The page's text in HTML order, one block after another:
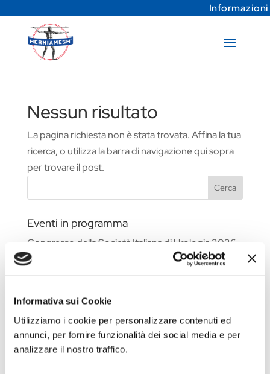
Informativa sui Cookie
Utilizziamo i cookie per personalizzare contenuti ed
annunci, per fornire funzionalità dei social media e per
analizzare il nostro traffico.
Informazioni
Nessun risultato
La pagina richiesta non è stata trovata. Affina la tua
ricerca, o utilizza la barra di navigazione qui sopra
per trovare il post.
Cerca
Eventi in programma
Congresso della Società Italiana di Urologia 2026
Fiera Commerciale WHX Dubai 2026
– STEP I
CORSO DI FORMAZIONE: SCUOLA SIC-ISHAWS
– STEP II